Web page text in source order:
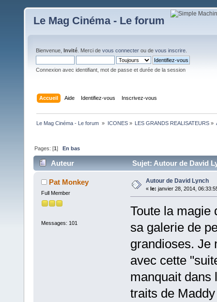
Le Mag Cinéma - Le forum
Bienvenue, Invité . Merci de vous connecter ou de vous inscrire
Connexion avec identifiant, mot de passe et durée de la session
Accueil Aide Identifiez-vous Inscrivez-vous
Le Mag Cinéma - Le forum » ICONES» LES GRANDS REALISATEURS»
Pages: [1]En bas
Auteur Sujet: Autour de David
Pat Monkey
Full Member
Messages: 101
Autour de David Lynch
« le: janvier 28, 2014,
Toute la magie
sa galerie de
grandioses. Je
avec cette
manquait dans
traits de